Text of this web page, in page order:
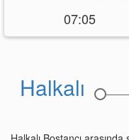
07:05
Halkalı